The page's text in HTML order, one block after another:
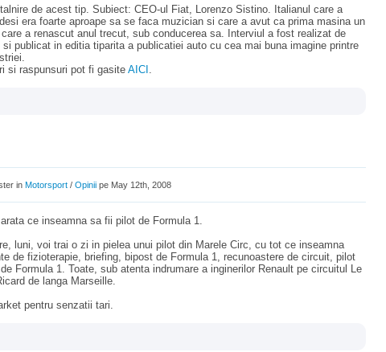
de acest tip. Subiect: CEO-ul Fiat, Lorenzo Sistino. Italianul care a
era foarte aproape sa se faca muzician si care a avut ca prima masina un
a renascut anul trecut, sub conducerea sa. Interviul a fost realizat de
publicat in editia tiparita a publicatiei auto cu cea mai buna imagine printre
si raspunsuri pot fi gasite AICI .
in Motorsport / Opinii pe May 12th, 2008
ce inseamna sa fii pilot de Formula 1.
luni, voi trai o zi in pielea unui pilot din Marele Circ, cu tot ce inseamna
de fizioterapie, briefing, bipost de Formula 1, recunoastere de circuit, pilot
Formula 1. Toate, sub atenta indrumare a inginerilor Renault pe circuitul Le
de langa Marseille.
pentru senzatii tari.